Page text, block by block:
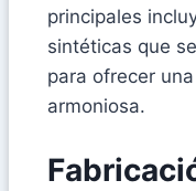
principales
sintéticas que
para ofrecer
armoniosa.